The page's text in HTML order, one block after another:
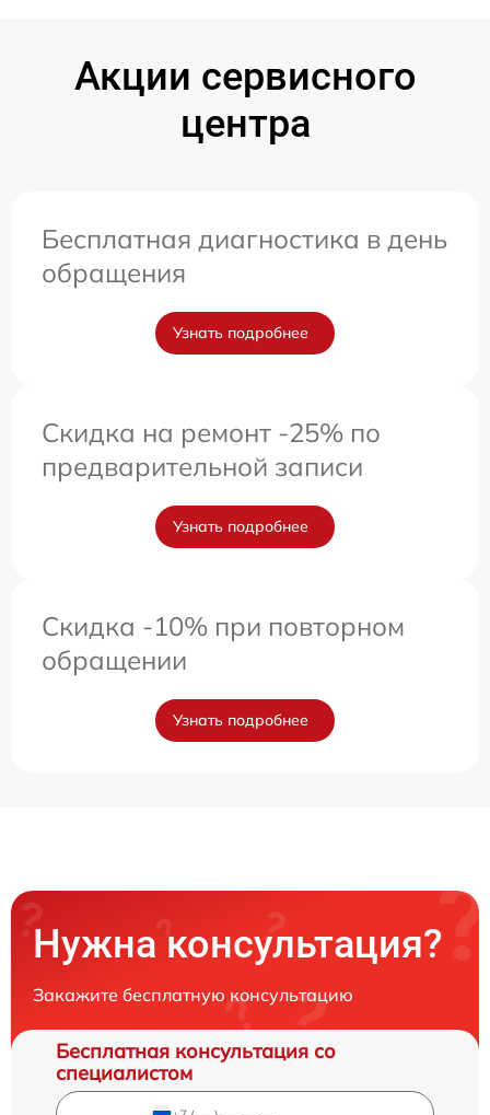
Акции сервисного
центра
Бесплатная диагностика в день
обращения
Узнать подробнее
Скидка на ремонт -25% по
предварительной записи
Узнать подробнее
Скидка -10% при повторном
обращении
Узнать подробнее
Нужна консультация?
Закажите бесплатную консультацию
Бесплатная консультация со
специалистом